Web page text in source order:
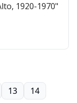
1920-1970"
13 14